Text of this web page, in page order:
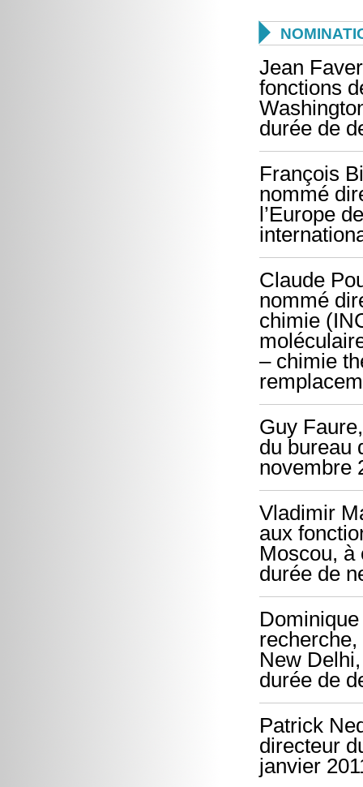

Jean
fonctions
durée de
François
nommé
l’Europe
Claude
nommé
chimie
– chimie
Guy
du bureau
novembre
Vladimir
aux
Moscou, à
durée de
New
durée de
Patrick
directeur
janvier